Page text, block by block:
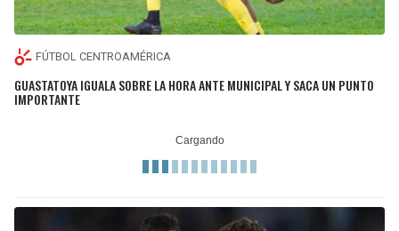
FÚTBOL CENTROAMÉRICA
GUASTATOYA IGUALA SOBRE LA HORA ANTE MUNICIPAL Y SACA UN PUNTO
IMPORTANTE